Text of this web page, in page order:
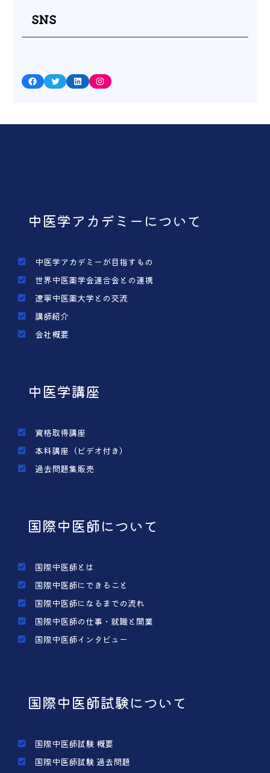
SNS
Facebook Twitter LinkedIn Instagram
中医学アカデミーについて
中医学アカデミーが目指すもの
世界中医薬学会連合会との連携
遼寧中医薬大学との交流
講師紹介
会社概要
中医学講座
資格取得講座
本科講座（ビデオ付き）
過去問題集販売
国際中医師について
国際中医師とは
国際中医師にできること
国際中医師になるまでの流れ
国際中医師の仕事・就職と開業
国際中医師インタビュー
国際中医師試験について
国際中医師試験 概要
国際中医師試験 過去問題